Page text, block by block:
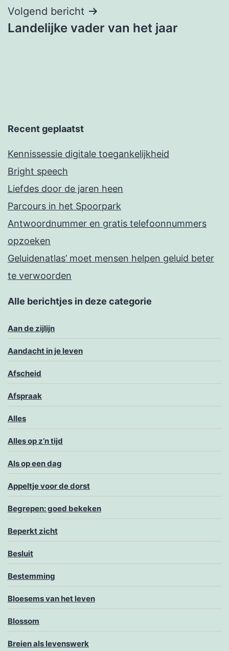
Volgend bericht
Landelijke vader van het jaar
Recent geplaatst
Kennissessie digitale toegankelijkheid
Bright speech
Liefdes door de jaren heen
Parcours in het Spoorpark
Antwoordnummer en gratis telefoonnummers
opzoeken
Geluidenatlas’ moet mensen helpen geluid beter
te verwoorden
Alle berichtjes in deze categorie
Aan de zijlijn
Aandacht in je leven
Afscheid
Afspraak
Alles
Alles op z’n tijd
Als op een dag
Appeltje voor de dorst
Begrepen: goed bekeken
Beperkt zicht
Besluit
Bestemming
Bloesems van het leven
Blossom
Breien als levenswerk